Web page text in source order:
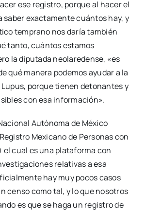
ese registro, porque al hacer el
saber exactamente cuántos hay, y
temprano nos daría también
tanto, cuántos estamos
la diputada neolaredense, «es
qué manera podemos ayudar a la
porque tienen detonantes y
con esa información».
Autónoma de México
Mexicano de Personas con
el cual es una plataforma con
relativas a esa
hay muy pocos casos
censo como tal, y lo que nosotros
es que se haga un registro de